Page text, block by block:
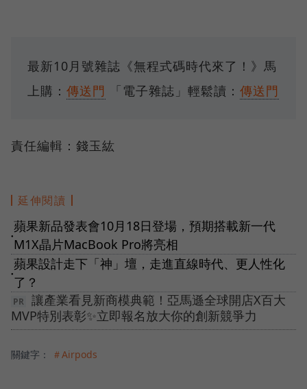
最新10月號雜誌《無程式碼時代來了！》馬
上購： 傳送門 「電子雜誌」輕鬆讀： 傳送門
責任編輯：錢玉紘
延伸閱讀
●
蘋果新品發表會10月18日登場，預期搭載新一代
M1X晶片MacBook Pro將亮相
●
蘋果設計走下「神」壇，走進直線時代、更人性化
了？
讓產業看見新商模典範！亞馬遜全球開店X百大
MVP特別表彰✨立即報名放大你的創新競爭力
關鍵字： ＃Airpods